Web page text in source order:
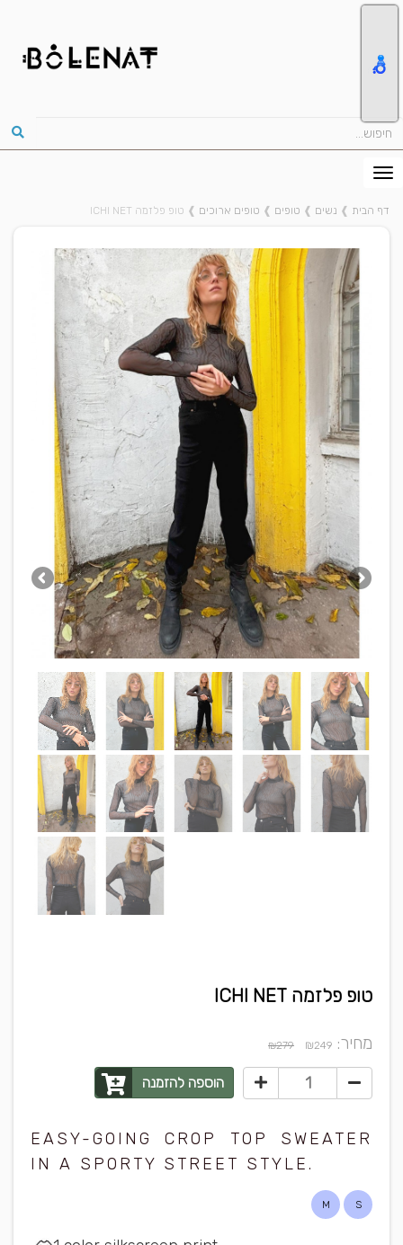
דף הבית ❱ נשים ❱ טופים ❱ טופים ארוכים ❱ טופ פלזמה ICHI NET
טופ פלזמה ICHI NET
מחיר: ₪249
₪279
הוספה להזמנה
EASY-GOING CROP TOP SWEATER
IN A SPORTY STREET STYLE.
S
M